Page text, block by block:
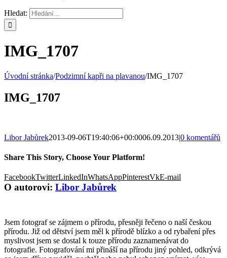
Hledat:
IMG_1707
Úvodní stránka/Podzimní kapři na plavanou/IMG_1707
IMG_1707
Libor Jabůrek2013-09-06T19:40:06+00:0006.09.2013|0 komentářů
Share This Story, Choose Your Platform!
FacebookTwitterLinkedInWhatsAppPinterestVkE-mail
O autorovi: Libor Jabůrek
Jsem fotograf se zájmem o přírodu, přesněji řečeno o naší českou
přírodu. Již od dětství jsem měl k přírodě blízko a od rybaření přes
myslivost jsem se dostal k touze přírodu zaznamenávat do
fotografie. Fotografování mi přináší na přírodu jiný pohled, odkrývá